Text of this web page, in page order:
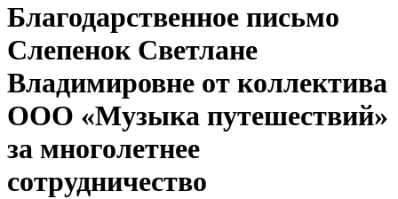
Благодарственное письмо
Слепенок Светлане
Владимировне от коллектива
ООО «Музыка путешествий»
за многолетнее
сотрудничество